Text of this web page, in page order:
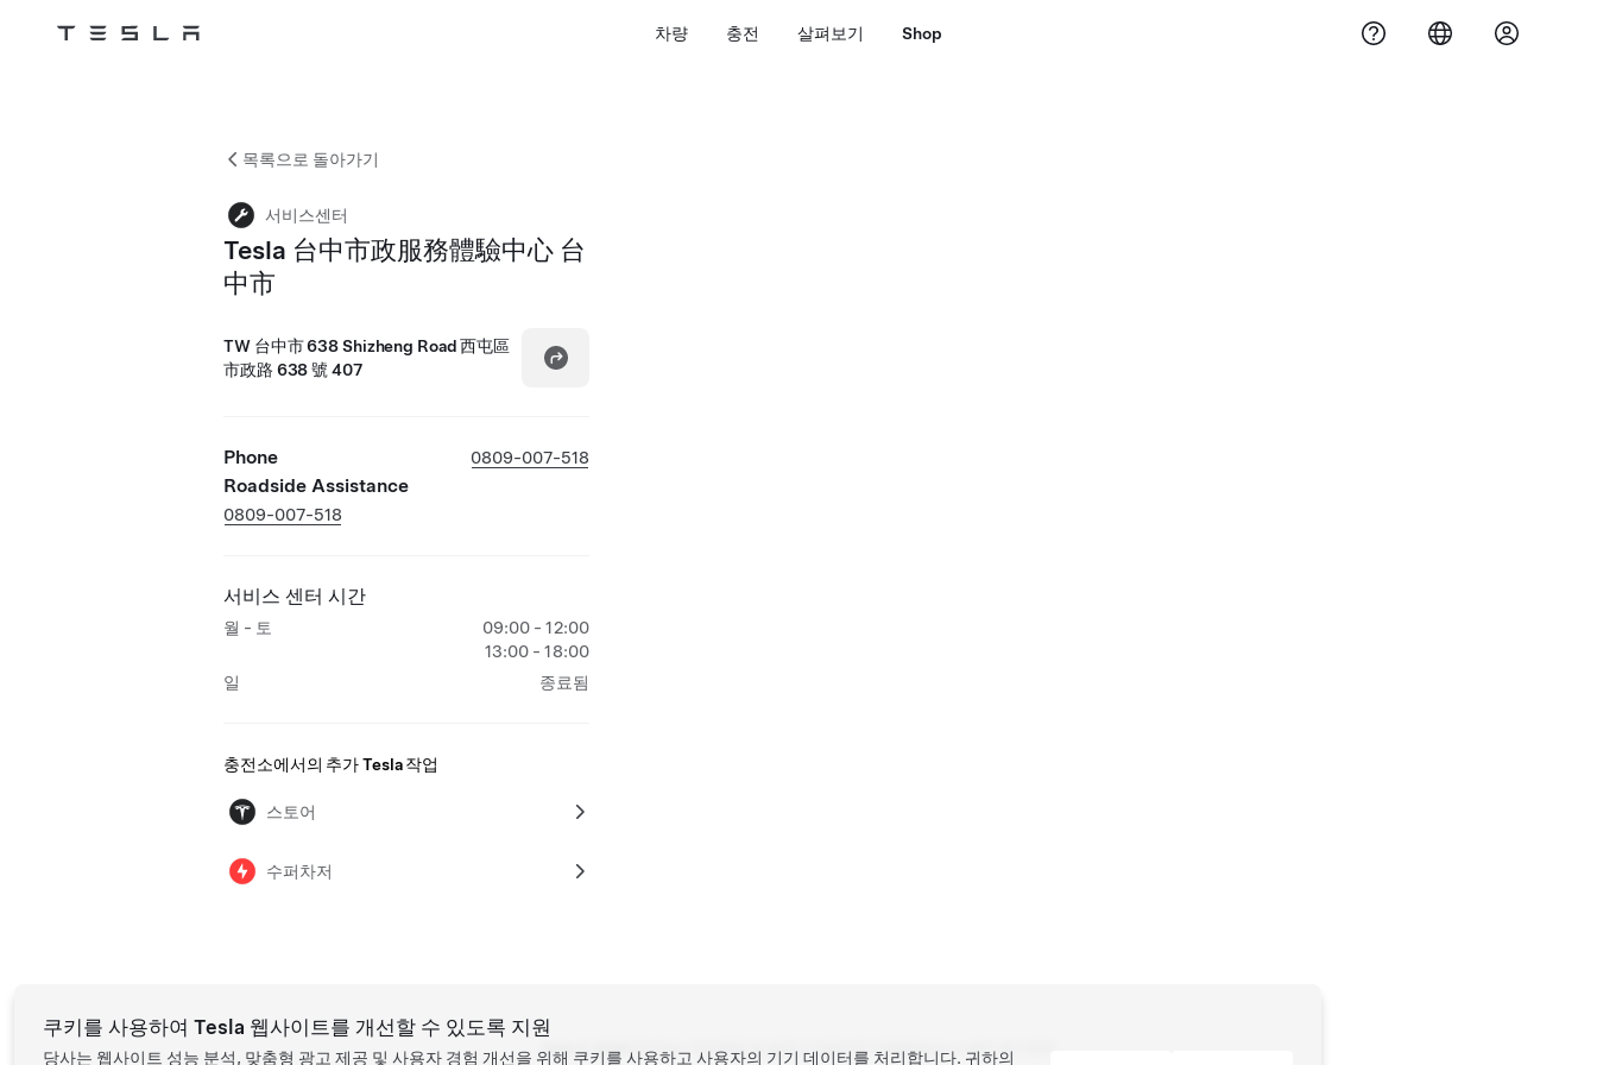
Tesla 차량 충전 살펴보기 Shop
목록으로 돌아가기
서비스센터
Tesla 台中市政服務體驗中心 台
中市
TW 台中市 638 Shizheng Road 西屯區
市政路 638 號 407
Phone 0809-007-518
Roadside Assistance
0809-007-518
서비스 센터 시간
월 - 토
09:00 - 12:00
13:00 - 18:00
일
종료됨
충전소에서의 추가 Tesla 작업
스토어
수퍼차저
Tesla © 2026 개인정보 처리방침 및 법적고지 문의하기 채용정보 뉴스레터 받기
쿠키를 사용하여 Tesla 웹사이트를 개선할 수 있도록 지원
당사는 웹사이트 성능 분석, 맞춤형 광고 제공 및 사용자 경험 개선을 위해 쿠키를 사용하고 사용자의 기기 데이터를 처리합니다. 귀하의